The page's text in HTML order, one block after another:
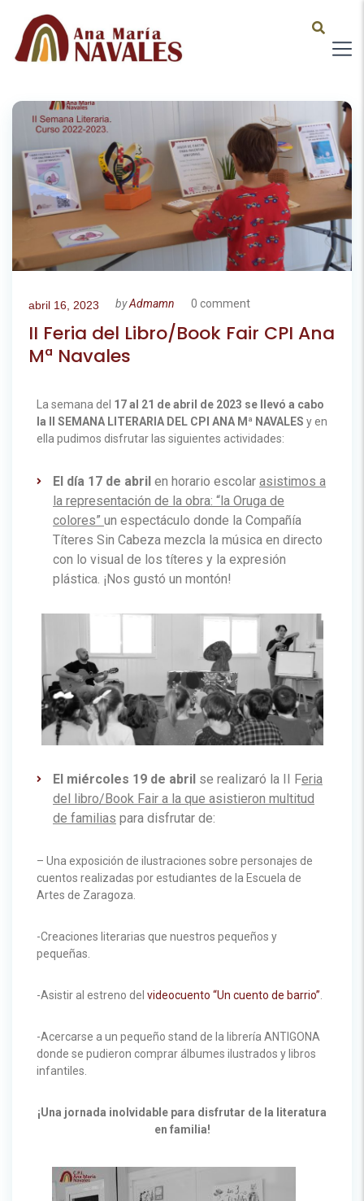
abril 16, 2023 byAdmamn 0 comment
II Feria del Libro/Book Fair CPI Ana
Mª Navales
La semana del 17 al 21 de abril de 2023 se llevó a cabo
la II SEMANA LITERARIA DEL CPI ANA Mª NAVALES y en
ella pudimos disfrutar las siguientes actividades:
El día 17 de abril en horario escolar asistimos a
la representación de la obra: “la Oruga de
colores” un espectáculo donde la Compañía
Títeres Sin Cabeza mezcla la música en directo
con lo visual de los títeres y la expresión
plástica. ¡Nos gustó un montón!
El miércoles 19 de abril se realizaró la II Feria
del libro/Book Fair a la que asistieron multitud
de familias para disfrutar de:
– Una exposición de ilustraciones sobre personajes de
cuentos realizadas por estudiantes de la Escuela de
Artes de Zaragoza.
-Creaciones literarias que nuestros pequeños y
pequeñas.
-Asistir al estreno del videocuento “Un cuento de barrio”.
-Acercarse a un pequeño stand de la librería ANTIGONA
donde se pudieron comprar álbumes ilustrados y libros
infantiles.
¡Una jornada inolvidable para disfrutar de la literatura
en familia!